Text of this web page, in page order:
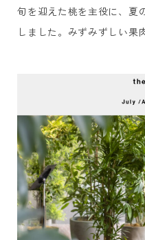
旬を迎えた桃を主役に、夏
しました。みずみずしい果
ください。